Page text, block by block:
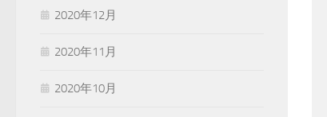
2020年12月
2020年11月
2020年10月